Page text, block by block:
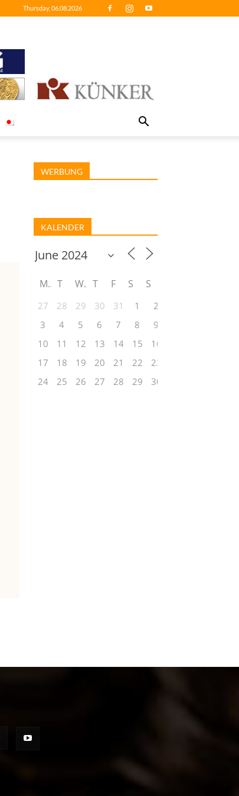
Thursday, 06.08.2026
WERBUNG
KALENDER
M T W T F S S
27 28 29 30 31 1
2
3
4 5 6 7 8
9
10
11 12 13 14 15
16
17
18 19 20 21 22
23
24
25 26 27 28 29 30